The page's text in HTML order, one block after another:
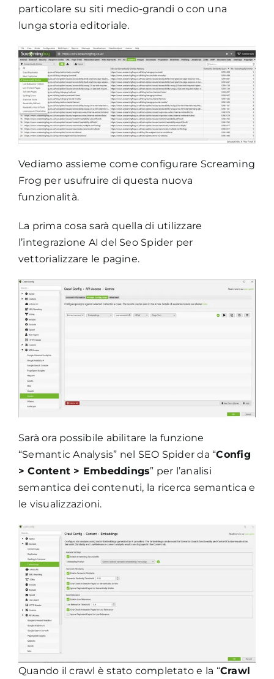
particolare su siti medio-grandi o con una
lunga storia editoriale.
Vediamo assieme come configurare Screaming
Frog per usufruire di questa nuova
funzionalità.
La prima cosa sarà quella di utilizzare
l’integrazione AI del Seo Spider per
vettorializzare le pagine.
Sarà ora possibile abilitare la funzione
“Semantic Analysis” nel SEO Spider da “Config
> Content > Embeddings” per l’analisi
semantica dei contenuti, la ricerca semantica e
le visualizzazioni.
Quando il crawl è stato completato e la “Crawl